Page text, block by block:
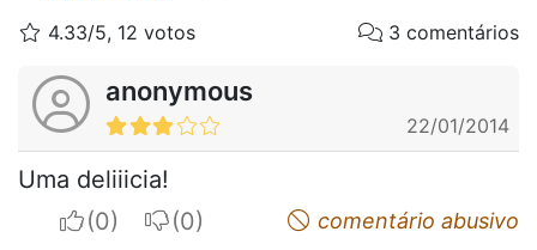
4.33/5, 12 votos 3 comentários
anonymous
22/01/2014
Uma deliiicia!
I apreciateI do not appreciatecomentário abusivo